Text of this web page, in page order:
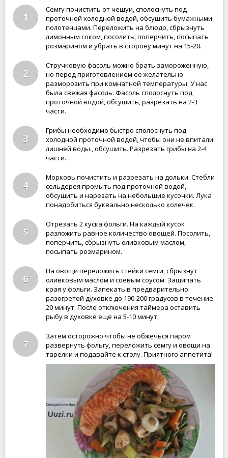
1
Семгу почистить от чешуи, сполоснуть под
проточной холодной водой, обсушить бумажными
полотенцами. Переложить на блюдо, сбрызнуть
лимонным соком, посолить, поперчить, посыпать
розмарином и убрать в сторону минут на 15-20.
2
Стручковую фасоль можно брать замороженную,
но перед приготовлением ее желательно
разморозить при комнатной температуры. У нас
была свежая фасоль. Фасоль сполоснуть под
проточной водой, обсушить, разрезать на 2-3
части.
3
Грибы необходимо быстро сполоснуть под
холодной проточной водой, чтобы они не впитали
лишней воды., обсушить. Разрезать грибы на 2-4
части.
4
Морковь почистить и разрезать на дольки. Стебли
сельдерея промыть под проточной водой,
обсушить и нарезать на небольшие кусочки. Лука
понадобиться буквально несколько колечек.
5
Отрезать 2 куска фольги. На каждый кусок
разложить равное количество овощей. Посолить,
поперчить, сбрызнуть оливковым маслом,
посыпать розмарином.
6
На овощи переложить стейки семги, сбрызнут
оливковым маслом и соевым соусом. Защипать
края у фольги. Запекать в предварительно
разогретой духовке до 190-200 градусов в течение
20 минут. После отключения таймера оставить
рыбу в духовке еще на 5-10 минут.
7
Затем осторожно чтобы не обжечься паром
развернуть фольгу, переложить семгу и овощи на
тарелки и подавайте к столу. Приятного аппетита!